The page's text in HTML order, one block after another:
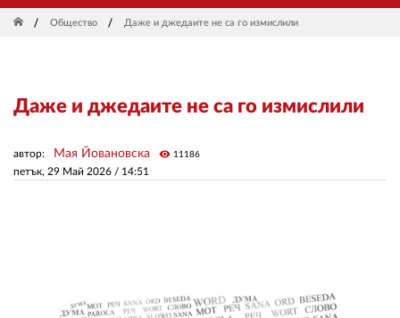
Общество Даже и джедаите не са го измислили
Даже и джедаите не са го измислили
петък, 29 Май 2026 / 14:51
автор: Мая Йовановска visibility 11186
ДРУГИ
РЕКЛАМА